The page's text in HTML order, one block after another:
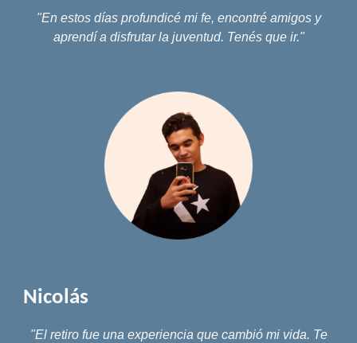
"En estos días profundicé mi fe, encontré amigos y
aprendí a disfrutar la juventud. Tenés que ir."
Nicolás
"El retiro fue una experiencia que cambió mi vida. Te